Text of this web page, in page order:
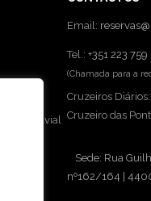
Fluvial
Email:
Tel.: +351 223
(Chamada para a
Cruzeiros Diários:
Cruzeiro das
Sede: Rua
nº162/164 |